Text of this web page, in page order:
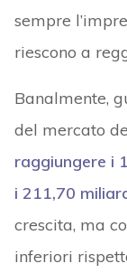
sempre
riescono a
Banalmente,
del mercato
raggiungere i
i 211,70
crescita, ma
inferiori